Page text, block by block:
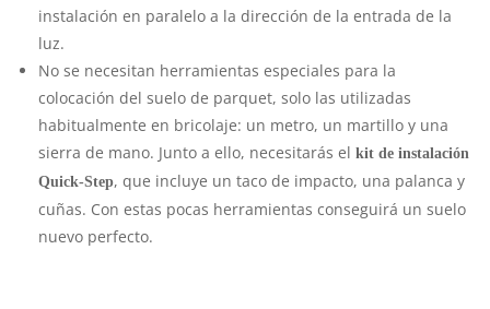
instalación en paralelo a la dirección de la entrada de la
luz.
No se necesitan herramientas especiales para la
colocación del suelo de parquet, solo las utilizadas
habitualmente en bricolaje: un metro, un martillo y una
sierra de mano. Junto a ello, necesitarás el kit de instalación
Quick-Step, que incluye un taco de impacto, una palanca y
cuñas. Con estas pocas herramientas conseguirá un suelo
nuevo perfecto.